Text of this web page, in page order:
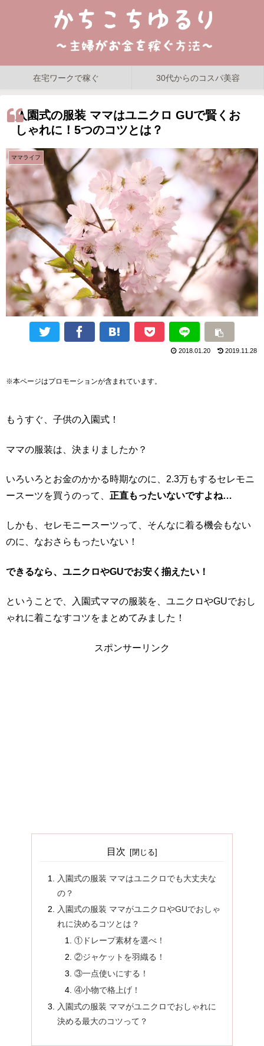
在宅ワークで稼ぐ 30代からのコスパ美容
入園式の服装 ママはユニクロ GUで賢くお
しゃれに！5つのコツとは？
ママライフ
2018.01.20 2019.11.28
※本ページはプロモーションが含まれています。
もうすぐ、子供の入園式！
ママの服装は、決まりましたか？
いろいろとお金のかかる時期なのに、2.3万もするセレモニ
ースーツを買うのって、 正直もったいないですよね…
しかも、セレモニースーツって、そんなに着る機会もない
のに、なおさらもったいない！
できるなら、ユニクロやGUでお安く揃えたい！
ということで、入園式ママの服装を、ユニクロやGUでおし
ゃれに着こなすコツをまとめてみました！
スポンサーリンク
目次
入園式の服装 ママはユニクロでも大丈夫な
の？
入園式の服装 ママがユニクロやGUでおしゃ
れに決めるコツとは？
①ドレープ素材を選べ！
②ジャケットを羽織る！
③一点使いにする！
④小物で格上げ！
入園式の服装 ママがユニクロでおしゃれに
決める最大のコツって？